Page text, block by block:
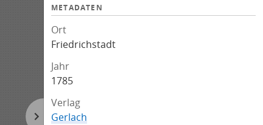
METADATEN
Ort
Friedrichstadt
Jahr
1785
Verlag
Gerlach